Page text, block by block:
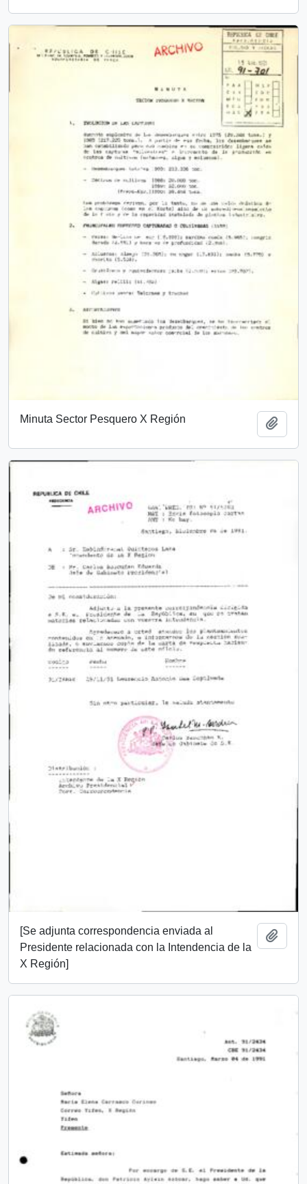
Minuta Sector Pesquero X Región
[Se adjunta correspondencia enviada al
Presidente relacionada con la Intendencia de la
X Región]